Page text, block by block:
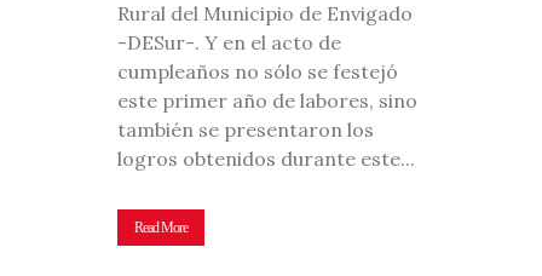
Rural del Municipio de Envigado
-DESur-. Y en el acto de
cumpleaños no sólo se festejó
este primer año de labores, sino
también se presentaron los
logros obtenidos durante este...
Read More